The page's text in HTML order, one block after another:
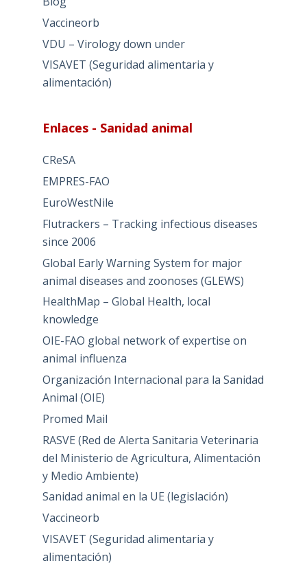
Vaccineorb
VDU – Virology down under
VISAVET (Seguridad alimentaria y
alimentación)
Enlaces - Sanidad animal
CReSA
EMPRES-FAO
EuroWestNile
Flutrackers – Tracking infectious diseases
since 2006
Global Early Warning System for major
animal diseases and zoonoses (GLEWS)
HealthMap – Global Health, local
knowledge
OIE-FAO global network of expertise on
animal influenza
Organización Internacional para la Sanidad
Animal (OIE)
Promed Mail
RASVE (Red de Alerta Sanitaria Veterinaria
del Ministerio de Agricultura, Alimentación
y Medio Ambiente)
Sanidad animal en la UE (legislación)
Vaccineorb
VISAVET (Seguridad alimentaria y
alimentación)